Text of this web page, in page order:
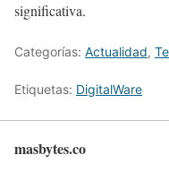
significativa.
Categorías: Actualidad,
Etiquetas: DigitalWare
masbytes.co